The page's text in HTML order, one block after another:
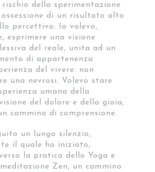
rischio della sperimentazione
ossessione di un risultato alto
percettivo. Io volevo,
esprimere una visione
del reale, unita ad un
di appartenenza
del vivere: non
una nevrosi. Volevo stare
umana della
del dolore e della gioia,
cammino di comprensione.
un lungo silenzio,
il quale ho iniziato,
la pratica dello Yoga e
Zen, un cammino